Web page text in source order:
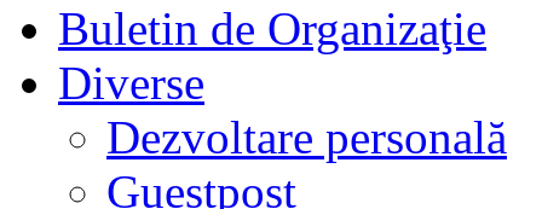
Buletin de Organizaţie
Diverse
Dezvoltare personală
Guestpost